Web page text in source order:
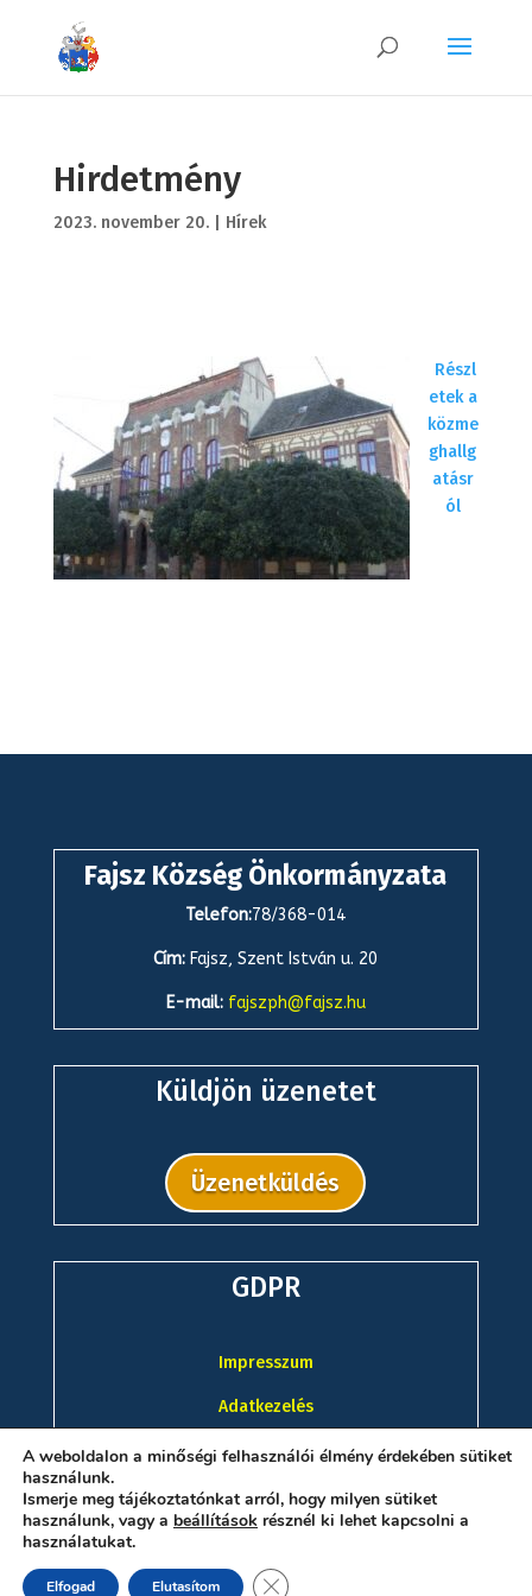
Hirdetmény
2023. november 20.| Hírek
Részl
etek a
közme
ghallg
atásr
ól
Fajsz Község Önkormányzata
Telefon:78/368-014
Cím: Fajsz, Szent István u. 20
E-mail: fajszph@fajsz.hu
Küldjön üzenetet
Üzenetküldés
GDPR
Impresszum
Adatkezelés
A weboldalon a minőségi felhasználói élmény érdekében sütiket
használunk.
Ismerje meg tájékoztatónkat arról, hogy milyen sütiket
használunk, vagy a beállítások résznél ki lehet kapcsolni a
használatukat.
Elfogad Elutasítom Close GDPR Cookie Banner